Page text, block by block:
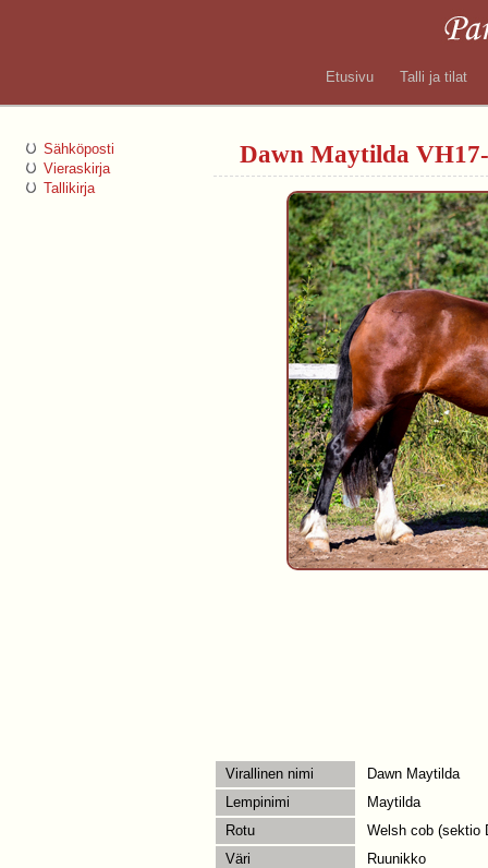
Etusivu Talli ja tilat
Sähköposti
Vieraskirja
Tallikirja
Dawn Maytilda VH17-
Virallinen nimi
Dawn Maytilda
Lempinimi
Maytilda
Rotu
Welsh cob (sektio
Väri
Ruunikko